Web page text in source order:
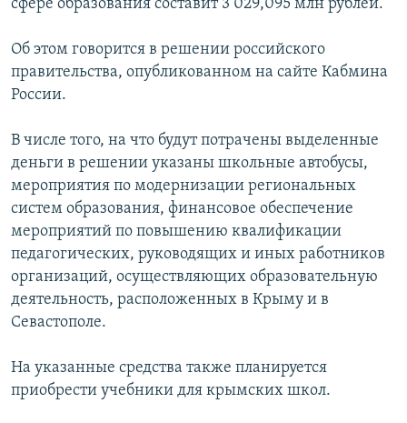
сфере образования составит 3 029,095 млн рублей.
Об этом говорится в решении российского
правительства, опубликованном на сайте Кабмина
России.
В числе того, на что будут потрачены выделенные
деньги в решении указаны школьные автобусы,
мероприятия по модернизации региональных
систем образования, финансовое обеспечение
мероприятий по повышению квалификации
педагогических, руководящих и иных работников
организаций, осуществляющих образовательную
деятельность, расположенных в Крыму и в
Севастополе.
На указанные средства также планируется
приобрести учебники для крымских школ.